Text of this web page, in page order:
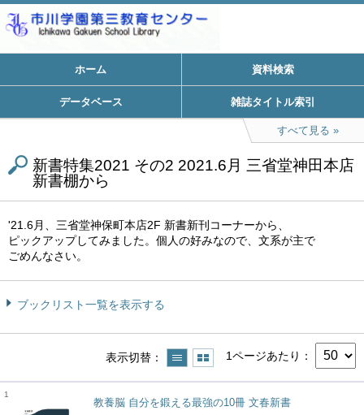
ホーム 資料検索
データベース 雑誌タイトル索引
すべて見る
新書特集2021 その2 2021.6月 三省堂神田本店
新書棚から
'21.6月、三省堂神保町本店2F 新書新刊コーナーから、
ピックアップしてみました。個人の好みなので、文系が主で
ごめんなさい。
ブックリスト一覧を表示する
表示切替 1ページあたり
1
教養脳 自分を鍛える最強の10冊 文春新書